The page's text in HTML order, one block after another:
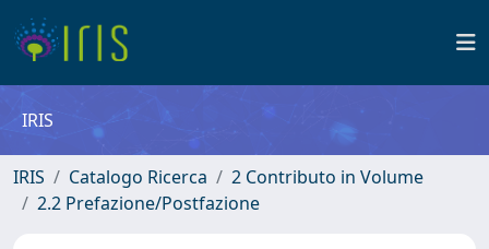
IRIS
IRIS Catalogo Ricerca
2 Contributo in Volume
2.2 Prefazione/Postfazione